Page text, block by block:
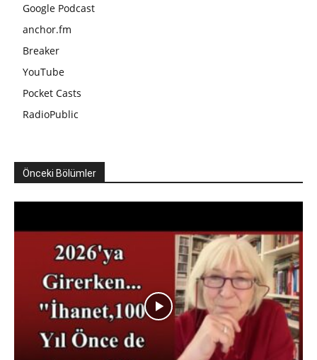
Google Podcast
anchor.fm
Breaker
YouTube
Pocket Casts
RadioPublic
Önceki Bölümler